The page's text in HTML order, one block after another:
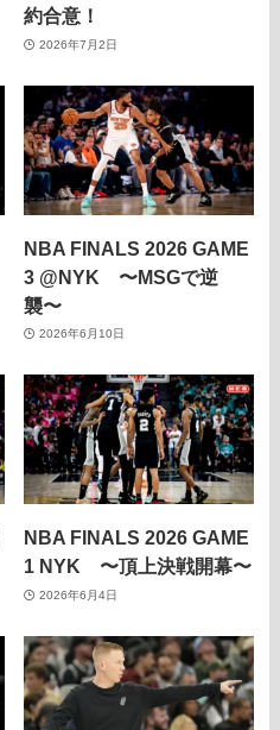
約合意！
2026年7月2日
NBA FINALS 2026 GAME
3 @NYK 〜MSGで逆
襲〜
2026年6月10日
NBA FINALS 2026 GAME
1 NYK 〜頂上決戦開幕〜
2026年6月4日